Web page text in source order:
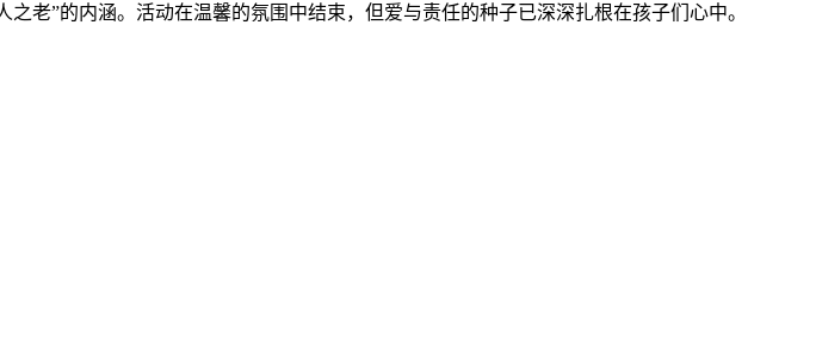
老”的内涵。活动在温馨的氛围中结束，但爱与责任的种子已深深扎根在孩子们心中。